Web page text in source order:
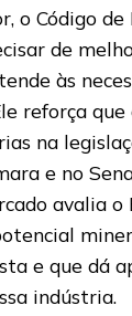
o Código
de
às
reforça que
na
e no
avalia o
e que dá
indústria.